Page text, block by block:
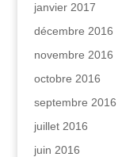
janvier 2017
décembre 2016
novembre 2016
octobre 2016
septembre 2016
juillet 2016
juin 2016